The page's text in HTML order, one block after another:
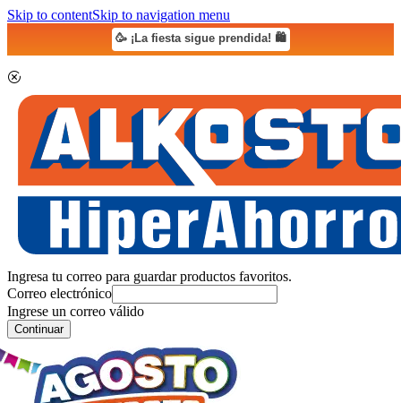
Skip to contentSkip to navigation menu
🥳 ¡La fiesta sigue prendida! 🛍️
Ingresa tu correo para guardar productos favoritos.
Correo electrónico
Ingrese un correo válido
Continuar